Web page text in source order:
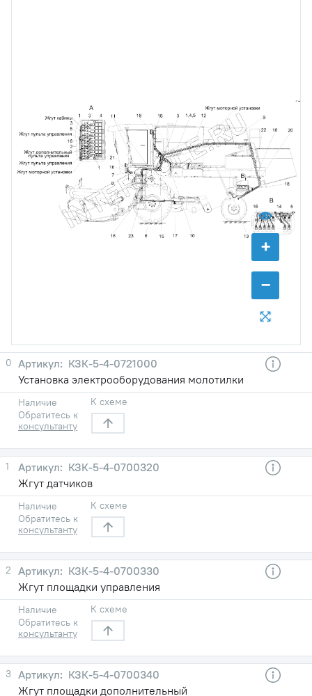
+
−
0
КЗК-5-4-0721000
Установка электрооборудования молотилки
Наличие
Обратитесь к
консультанту
К схеме
1
КЗК-5-4-0700320
Жгут датчиков
Наличие
Обратитесь к
консультанту
К схеме
2
КЗК-5-4-0700330
Жгут площадки управления
Наличие
Обратитесь к
консультанту
К схеме
3
КЗК-5-4-0700340
Жгут площадки дополнительный